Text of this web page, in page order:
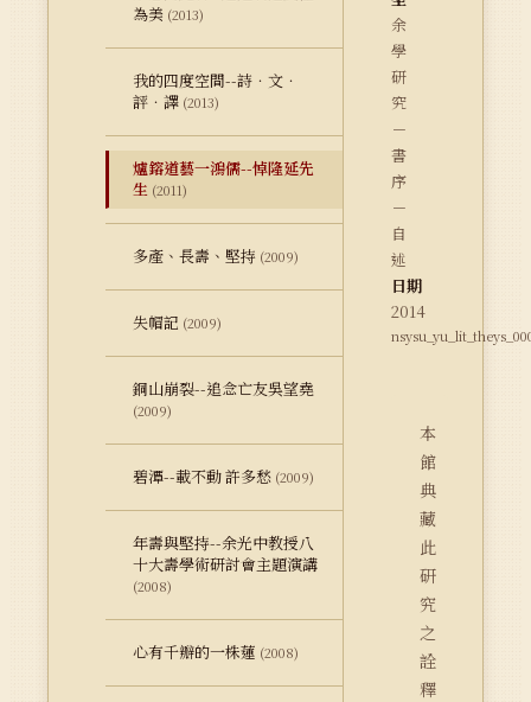
為美 (2013)
我的四度空間--詩．文．
評．譯 (2013)
爐鎔道藝一鴻儒--悼隆延先
生 (2011)
多產、長壽、堅持 (2009)
失帽記 (2009)
銅山崩裂--追念亡友吳望堯
(2009)
碧潭--載不動 許多愁 (2009)
年壽與堅持--余光中教授八
十大壽學術研討會主題演講
(2008)
心有千瓣的一株蓮 (2008)
余
學
研
究
－
書
序
－
自
述
日期
2014
本
館
典
藏
此
研
究
之
詮
釋